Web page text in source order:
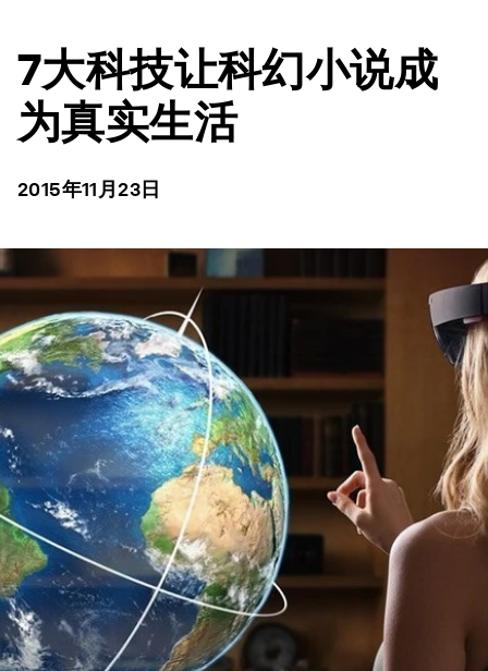
7大科技让科幻小说成
为真实生活
2015年11月23日